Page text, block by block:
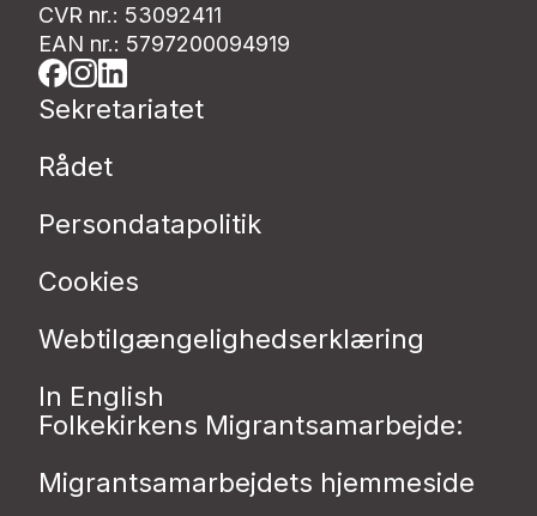
CVR nr.: 53092411
EAN nr.: 5797200094919
Sekretariatet
Rådet
Persondatapolitik
Cookies
Webtilgængelighedserklæring
In English
Folkekirkens Migrantsamarbejde:
Migrantsamarbejdets hjemmeside